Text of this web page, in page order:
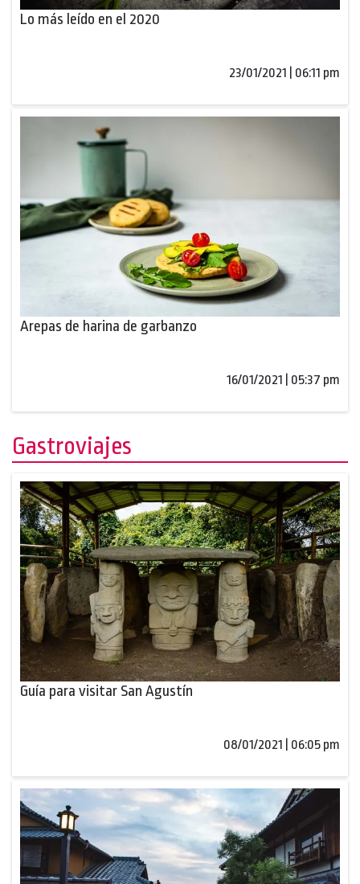
Lo más leído en el 2020
23/01/2021 | 06:11 pm
Arepas de harina de garbanzo
16/01/2021 | 05:37 pm
Gastroviajes
Guía para visitar San Agustín
08/01/2021 | 06:05 pm